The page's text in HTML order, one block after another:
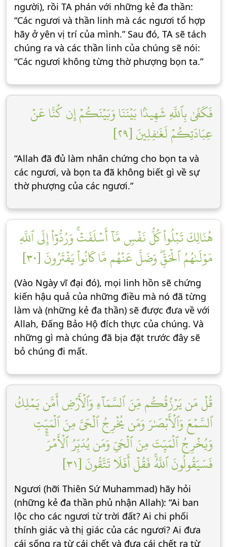
người), rồi TA phán với những kẻ đa thần:
“Các ngươi và thần linh mà các ngươi tổ hợp
hãy ở yên vị trí của mình.” Sau đó, TA sẽ tách
chúng ra và các thần linh của chúng sẽ nói:
“Các ngươi không từng thờ phượng bọn ta.”
فَكَفَىٰ بِٱللَّهِ شَهِيدَۢا بَيۡنَنَا وَبَيۡنَكُمۡ إِن كُنَّا عَنۡ
عِبَادَتِكُمۡ لَغَٰفِلِينَ [٢٩]
“Allah đã đủ làm nhân chứng cho bọn ta và
các ngươi, và bọn ta đã không biết gì về sự
thờ phượng của các ngươi.”
هُنَالِكَ تَبۡلُواْ كُلُّ نَفۡسٖ مَّآ أَسۡلَفَتۡۚ وَرُدُّوٓاْ إِلَى ٱللَّهِ
مَوۡلَىٰهُمُ ٱلۡحَقِّۖ وَضَلَّ عَنۡهُم مَّا كَانُواْ يَفۡتَرُونَ [٣٠]
(Vào Ngày vĩ đại đó), mọi linh hồn sẽ chứng
kiến hậu quả của những điều mà nó đã từng
làm và (những kẻ đa thần) sẽ được đưa về với
Allah, Đấng Bảo Hộ đích thực của chúng. Và
những gì mà chúng đã bịa đặt trước đây sẽ
bỏ chúng đi mất.
قُلۡ مَن يَرۡزُقُكُم مِّنَ ٱلسَّمَآءِ وَٱلۡأَرۡضِ أَمَّن يَمۡلِكُ
ٱلسَّمۡعَ وَٱلۡأَبۡصَٰرَ وَمَن يُخۡرِجُ ٱلۡحَيَّ مِنَ ٱلۡمَيِّتِ
وَيُخۡرِجُ ٱلۡمَيِّتَ مِنَ ٱلۡحَيِّ وَمَن يُدَبِّرُ ٱلۡأَمۡرَۚ
فَسَيَقُولُونَ ٱللَّهُۚ فَقُلۡ أَفَلَا تَتَّقُونَ [٣١]
Ngươi (hỡi Thiên Sứ Muhammad) hãy hỏi
(những kẻ đa thần phủ nhận Allah): “Ai ban
lộc cho các ngươi từ trời đất? Ai chi phối
thính giác và thị giác của các ngươi? Ai đưa
cái sống ra từ cái chết và đưa cái chết ra từ